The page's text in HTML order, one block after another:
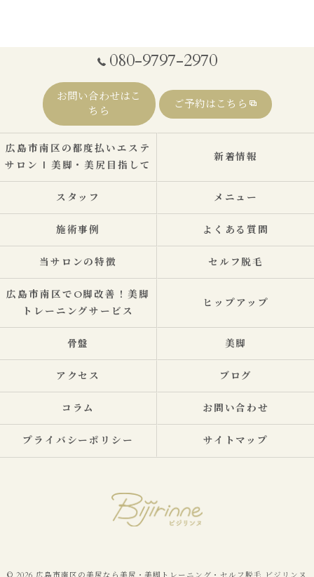
080-9797-2970
お問い合わせはこ
ちら
ご予約はこちら
広島市南区の都度払いエステ
サロン | 美脚・美尻目指して
新着情報
スタッフ メニュー
施術事例 よくある質問
当サロンの特徴 セルフ脱毛
広島市南区でO脚改善！美脚
トレーニングサービス
ヒップアップ
骨盤 美脚
アクセス ブログ
コラム お問い合わせ
プライバシーポリシー サイトマップ